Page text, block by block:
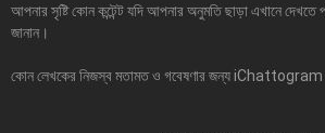
আপনার সৃষ্টি কোন কন্টেন্ট যদি আপনার অনুমতি ছাড়া এখানে
জানান।
কোন লেখকের নিজস্ব মতামত ও গবেষণার জন্য iChattogram